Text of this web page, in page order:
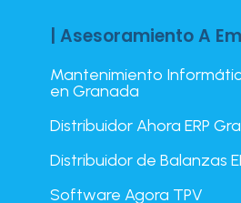
| Asesoramiento A
Mantenimiento
en Granada
Distribuidor Ahora ERP
Distribuidor de Balanzas
Software Agora TPV